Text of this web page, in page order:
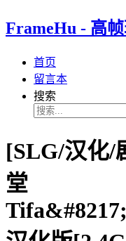
FrameHu - 高
首页
留言本
搜索
[SLG/汉化/
堂